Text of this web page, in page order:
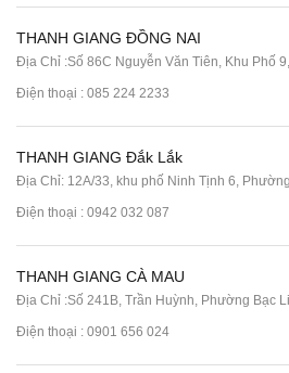
THANH GIANG ĐỒNG NAI
Địa Chỉ :Số 86C Nguyễn Văn Tiên, Khu Phố
Điện thoại : 085 224 2233
THANH GIANG Đắk Lắk
Địa Chỉ: 12A/33, khu phố Ninh Tịnh 6,
Điện thoại : 0942 032 087
THANH GIANG CÀ MAU
Địa Chỉ :Số 241B, Trần Huỳnh, Phường Bạc
Điện thoại : 0901 656 024